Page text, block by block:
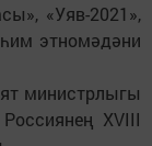
«Уяв-2021»,
этномәдәни
министрлыгы
XVIII